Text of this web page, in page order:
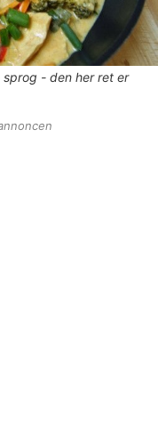
sprog - den her ret er